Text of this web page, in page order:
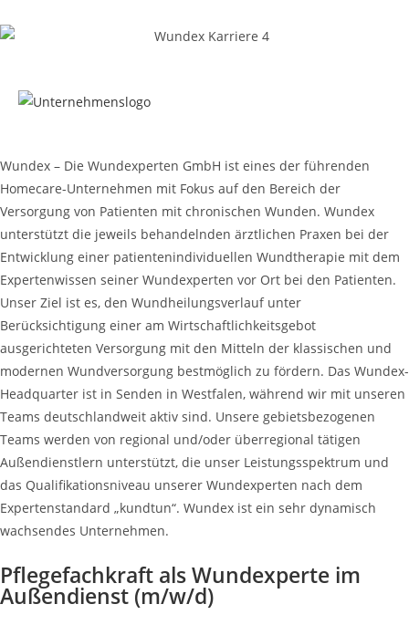
Wundex – Die Wundexperten GmbH ist eines der führenden
Homecare-Unternehmen mit Fokus auf den Bereich der
Versorgung von Patienten mit chronischen Wunden. Wundex
unterstützt die jeweils behandelnden ärztlichen Praxen bei der
Entwicklung einer patientenindividuellen Wundtherapie mit dem
Expertenwissen seiner Wundexperten vor Ort bei den Patienten.
Unser Ziel ist es, den Wundheilungsverlauf unter
Berücksichtigung einer am Wirtschaftlichkeitsgebot
ausgerichteten Versorgung mit den Mitteln der klassischen und
modernen Wundversorgung bestmöglich zu fördern. Das Wundex-
Headquarter ist in Senden in Westfalen, während wir mit unseren
Teams deutschlandweit aktiv sind. Unsere gebietsbezogenen
Teams werden von regional und/oder überregional tätigen
Außendienstlern unterstützt, die unser Leistungsspektrum und
das Qualifikationsniveau unserer Wundexperten nach dem
Expertenstandard „kundtun“. Wundex ist ein sehr dynamisch
wachsendes Unternehmen.
Pflegefachkraft als Wundexperte im
Außendienst (m/w/d)